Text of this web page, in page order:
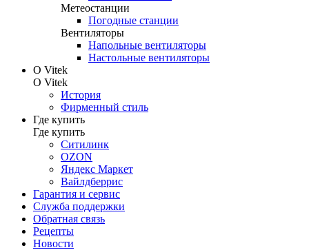
Метеостанции
Погодные станции
Вентиляторы
Напольные вентиляторы
Настольные вентиляторы
О Vitek
О Vitek
История
Фирменный стиль
Где купить
Где купить
Ситилинк
OZON
Яндекс Маркет
Вайлдберрис
Гарантия и сервис
Служба поддержки
Обратная связь
Рецепты
Новости